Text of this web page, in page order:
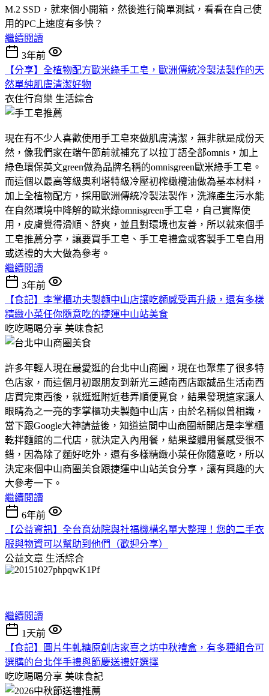
M.2 SSD，就來個小開箱，然後進行簡單測試，看看在自己使
用的PC上速度有多快？
繼續閱讀
3年前
【分享】全植物配方歐米綠手工皂，歐洲傳統冷製法製作的天
然單純肌膚清潔好物
衣住行育樂 生活綜合
現在有不少人喜歡使用手工皂來做肌膚清潔，無非就是成份天
然，像我們家在端午節前就補充了以拉丁語全部omnis，加上
綠色環保英文green做為品牌名稱的omnisgreen歐米綠手工皂。
而這個以最高等級奧利塔特級冷壓初榨橄欖油做為基本材料，
加上全植物配方，採用歐洲傳統冷製法製作，洗滌產生污水能
在自然環境中降解的歐米綠omnisgreen手工皂，自己實際使
用，皮膚覺得滑順、舒爽，並且對環境也友善，所以就來個手
工皂推薦分享，讓要買手工皂、手工皂禮盒或客製手工皂自用
或送禮的大大做為參考。
繼續閱讀
3年前
【食記】李掌櫃功夫製麵中山店讓吃麵感受再升級，還有多樣
精緻小菜任你隨意吃的捷運中山站美食
吃吃喝喝分享 美味食記
許多年輕人現在最愛逛的台北中山商圈，現在也聚集了很多特
色店家，而這個月初跟朋友到新光三越南西店跟誠品生活南西
店買完東西後，就逛逛附近巷弄順便覓食，結果發現這家讓人
眼睛為之一亮的李掌櫃功夫製麵中山店，由於名稱似曾相識，
當下跟Google大神請益後，知道這間中山商圈新開店是李掌櫃
乾拌麵館的二代店，就決定入內用餐，結果整體用餐感受很不
錯，因為除了麵好吃外，還有多樣精緻小菜任你隨意吃，所以
決定來個中山商圈美食跟捷運中山站美食分享，讓有興趣的大
大參考一下。
繼續閱讀
6年前
【公益資訊】全台育幼院與社福機構名單大整理！您的二手衣
服與物資可以幫助到他們（歡迎分享）
公益文章 生活綜合
繼續閱讀
1天前
【食記】圓片牛軋糖原創店家喜之坊中秋禮盒，有多種組合可
選購的台北伴手禮與節慶送禮好選擇
吃吃喝喝分享 美味食記